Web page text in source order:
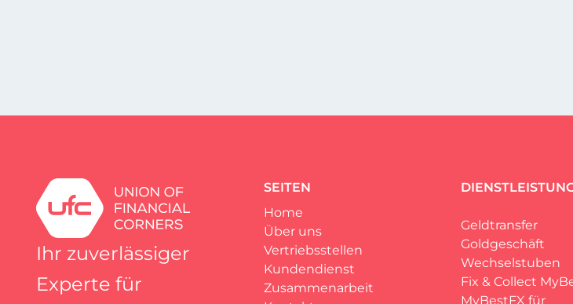
Ihr zuverlässiger
Experte für
SEITEN
Home
Über uns
Vertriebsstellen
Kundendienst
Zusammenarbeit
Geldtransfer
Goldgeschäft
Wechselstuben
Fix & Collect
MyBestFX für